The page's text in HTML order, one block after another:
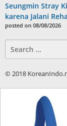
Seungmin Stray
karena Jalani
posted on 08/08/2026
for:
© 2018